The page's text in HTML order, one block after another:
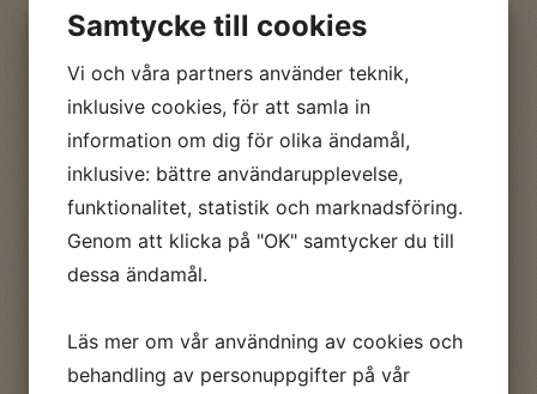
E-post:reslust@swedasia.com
RESEBUTIK ÖPPEN FÖR BESÖK:
Måndag, onsdag, torsdag 9.30 – 16.00
ANDRA DAGAR & TIDER MOT AVTALAD TID
Boka besök för
individuell reseplanering!
Fri konsultation vid bokning av landarrangemang.
Swed-Asia Travels innehar F-skatt
Swed-Asia Travels har
resegaranti hos
Kammarkollegiet
Samtycke till cookies
Vi och våra partners använder teknik,
inklusive cookies, för att samla in
information om dig för olika ändamål,
inklusive: bättre användarupplevelse,
funktionalitet, statistik och marknadsföring.
Genom att klicka på "OK" samtycker du till
dessa ändamål.
Läs mer om vår användning av cookies och
behandling av personuppgifter på vår